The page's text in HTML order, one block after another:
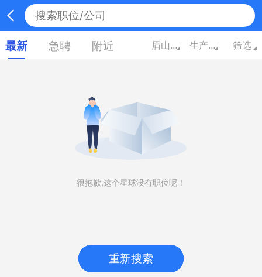
最新 急聘 附近 眉山四川 生产/营运/采购/物流 筛选
很抱歉,这个星球没有职位呢！
重新搜索